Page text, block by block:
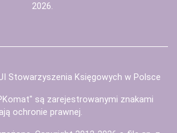
2026.
Stowarzyszenia Księgowych w Polsce
są zarejestrowanymi znakami
ochronie prawnej.